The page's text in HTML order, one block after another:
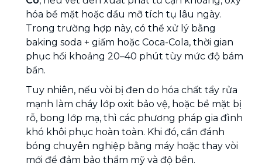
hóa bề mặt hoặc dầu mỡ tích tụ lâu ngày.
Trong trường hợp này, có thể xử lý bằng
baking soda + giấm hoặc Coca-Cola, thời gian
phục hồi khoảng 20–40 phút tùy mức độ bám
bẩn.
Tuy nhiên, nếu vòi bị đen do hóa chất tẩy rửa
mạnh làm cháy lớp oxit bảo vệ, hoặc bề mặt bị
rỗ, bong lớp mạ, thì các phương pháp gia đình
khó khôi phục hoàn toàn. Khi đó, cần đánh
bóng chuyên nghiệp bằng máy hoặc thay vòi
mới để đảm bảo thẩm mỹ và độ bền.